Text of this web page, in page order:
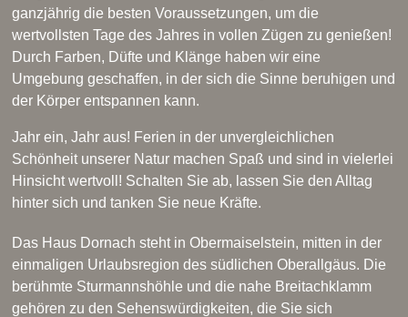
ganzjährig die besten Voraussetzungen, um die
wertvollsten Tage des Jahres in vollen Zügen zu genießen!
Durch Farben, Düfte und Klänge haben wir eine
Umgebung geschaffen, in der sich die Sinne beruhigen und
der Körper entspannen kann.
Jahr ein, Jahr aus! Ferien in der unvergleichlichen
Schönheit unserer Natur machen Spaß und sind in vielerlei
Hinsicht wertvoll! Schalten Sie ab, lassen Sie den Alltag
hinter sich und tanken Sie neue Kräfte.
Das Haus Dornach steht in Obermaiselstein, mitten in der
einmaligen Urlaubsregion des südlichen Oberallgäus. Die
berühmte Sturmannshöhle und die nahe Breitachklamm
gehören zu den Sehenswürdigkeiten, die Sie sich